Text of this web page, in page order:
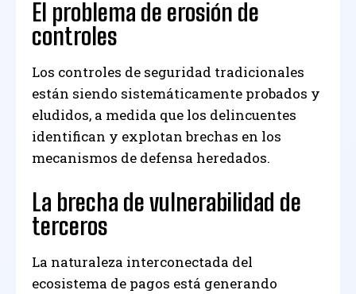
El problema de erosión de
controles
Los controles de seguridad tradicionales
están siendo sistemáticamente probados y
eludidos, a medida que los delincuentes
identifican y explotan brechas en los
mecanismos de defensa heredados.
La brecha de vulnerabilidad de
terceros
La naturaleza interconectada del
ecosistema de pagos está generando